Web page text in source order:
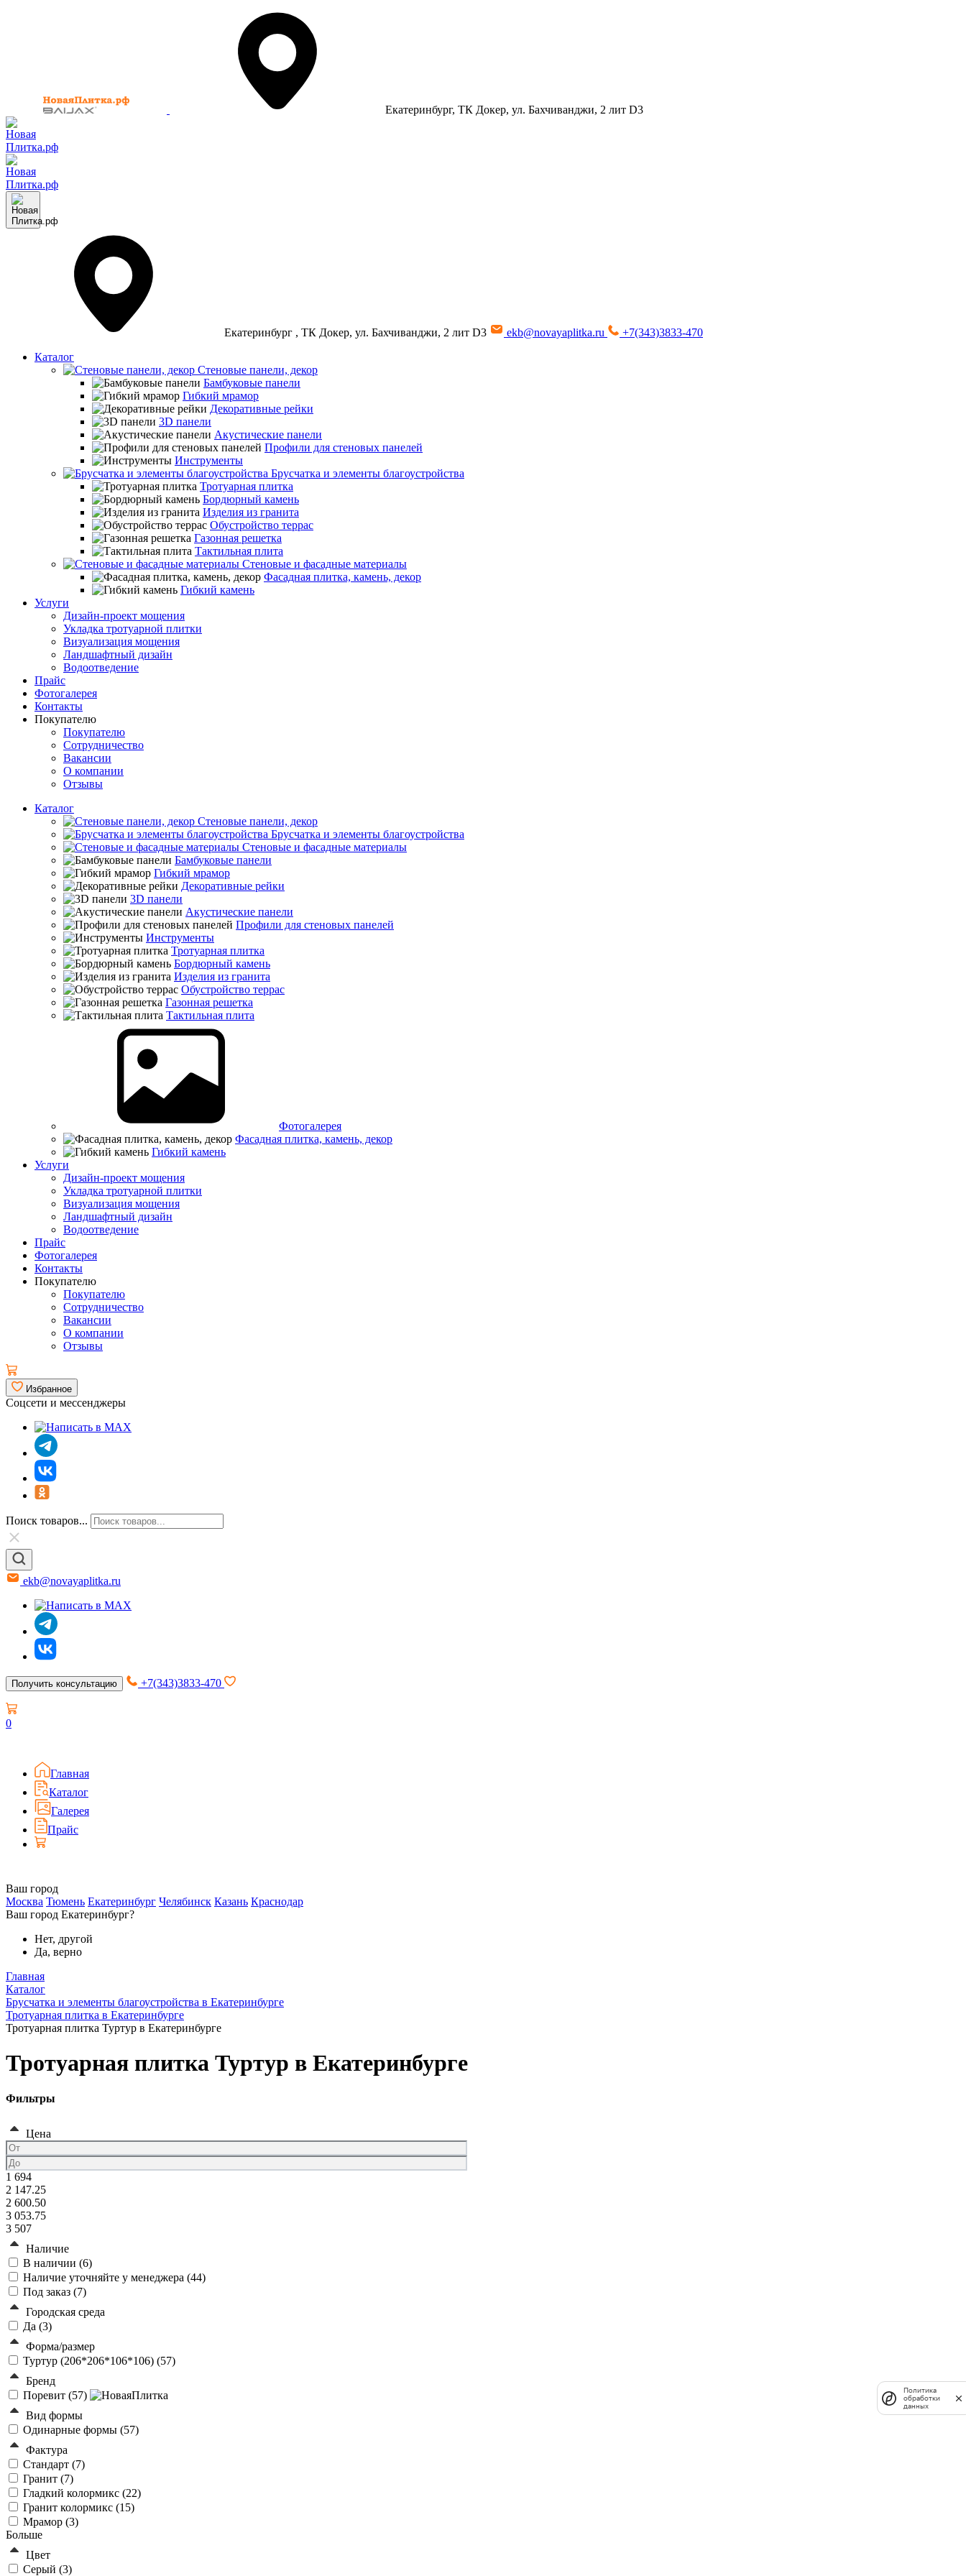
Екатеринбург, ТК Докер, ул. Бахчиванджи, 2 лит D3
Екатеринбург , ТК Докер, ул. Бахчиванджи, 2 лит D3 ekb@novayaplitka.ru
+7(343)3833-470
Каталог
Стеновые панели, декор
Бамбуковые панели
Гибкий мрамор
Декоративные рейки
3D панели
Акустические панели
Профили для стеновых панелей
Инструменты
Брусчатка и элементы благоустройства
Тротуарная плитка
Бордюрный камень
Изделия из гранита
Обустройство террас
Газонная решетка
Тактильная плита
Стеновые и фасадные материалы
Фасадная плитка, камень, декор
Гибкий камень
Услуги
Дизайн-проект мощения
Укладка тротуарной плитки
Визуализация мощения
Ландшафтный дизайн
Водоотведение
Прайс
Фотогалерея
Контакты
Покупателю
Покупателю
Сотрудничество
Вакансии
О компании
Отзывы
Каталог
Стеновые панели, декор
Брусчатка и элементы благоустройства
Стеновые и фасадные материалы
Бамбуковые панели
Гибкий мрамор
Декоративные рейки
3D панели
Акустические панели
Профили для стеновых панелей
Инструменты
Тротуарная плитка
Бордюрный камень
Изделия из гранита
Обустройство террас
Газонная решетка
Тактильная плита
Фотогалерея
Фасадная плитка, камень, декор
Гибкий камень
Услуги
Дизайн-проект мощения
Укладка тротуарной плитки
Визуализация мощения
Ландшафтный дизайн
Водоотведение
Прайс
Фотогалерея
Контакты
Покупателю
Покупателю
Сотрудничество
Вакансии
О компании
Отзывы
Избранное
Соцсети и мессенджеры
Поиск товаров...
ekb@novayaplitka.ru
Получить консультацию +7(343)3833-470
0
Главная
Каталог
Галерея
Прайс
Ваш город
Москва Тюмень Екатеринбург Челябинск Казань Краснодар
Ваш город Екатеринбург?
Нет, другой
Да, верно
Главная
Каталог
Брусчатка и элементы благоустройства в Екатеринбурге
Тротуарная плитка в Екатеринбурге
Тротуарная плитка Туртур в Екатеринбурге
Тротуарная плитка Туртур в Екатеринбурге
Фильтры
Цена
1 694
2 147.25
2 600.50
3 053.75
3 507
Наличие
В наличии (6)
Наличие уточняйте у менеджера (44)
Под заказ (7)
Городская среда
Да (3)
Форма/размер
Туртур (206*206*106*106) (57)
Бренд
Поревит (57)
Вид формы
Одинарные формы (57)
Фактура
Стандарт (7)
Гранит (7)
Гладкий колормикс (22)
Гранит колормикс (15)
Мрамор (3)
Больше
Цвет
Серый (3)
Политика
обработки
данных